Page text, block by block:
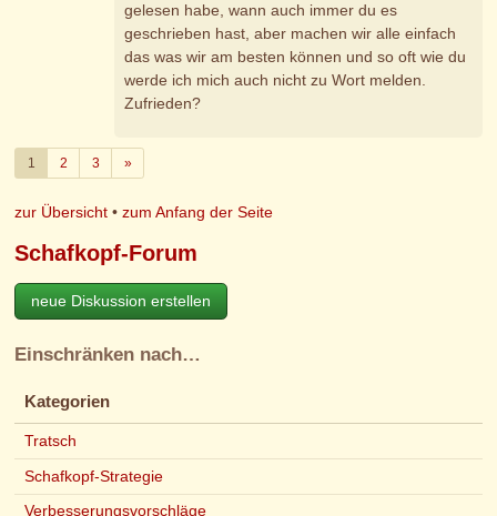
gelesen habe, wann auch immer du es
geschrieben hast, aber machen wir alle einfach
das was wir am besten können und so oft wie du
werde ich mich auch nicht zu Wort melden.
Zufrieden?
1 2 3 »Weiter
zur Übersicht •zum Anfang der Seite
Schafkopf-Forum
neue Diskussion erstellen
Einschränken nach…
Kategorien
Tratsch
Schafkopf-Strategie
Verbesserungsvorschläge